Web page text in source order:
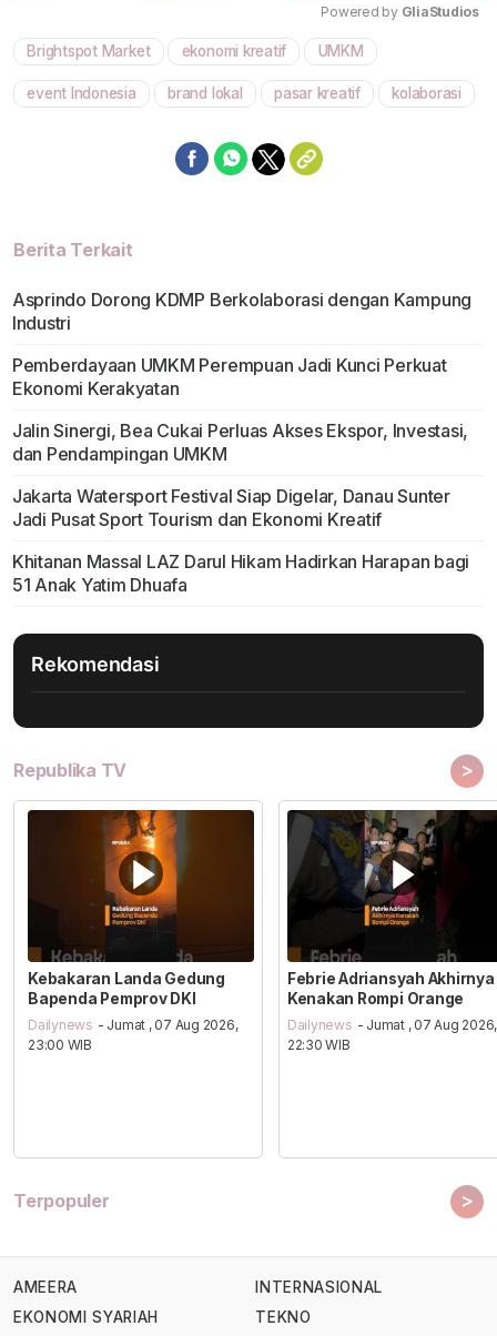
Powered by GliaStudios
Brightspot Market ekonomi kreatif UMKM
event Indonesia brand lokal pasar kreatif kolaborasi
Berita Terkait
Asprindo Dorong KDMP Berkolaborasi dengan Kampung
Industri
Pemberdayaan UMKM Perempuan Jadi Kunci Perkuat
Ekonomi Kerakyatan
Jalin Sinergi, Bea Cukai Perluas Akses Ekspor, Investasi,
dan Pendampingan UMKM
Jakarta Watersport Festival Siap Digelar, Danau Sunter
Jadi Pusat Sport Tourism dan Ekonomi Kreatif
Khitanan Massal LAZ Darul Hikam Hadirkan Harapan bagi
51 Anak Yatim Dhuafa
Rekomendasi
Republika TV >
Kebakaran Landa Gedung
Bapenda Pemprov DKI
Dailynews - Jumat , 07 Aug 2026,
23:00 WIB
Febrie Adriansyah Akhirnya
Kenakan Rompi Orange
Dailynews - Jumat , 07 Aug 2026,
22:30 WIB
Terpopuler >
AMEERA
EKONOMI SYARIAH
INTERNASIONAL
TEKNO